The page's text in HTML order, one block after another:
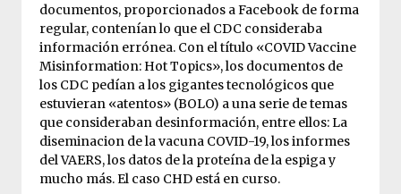
documentos, proporcionados a Facebook de forma
regular, contenían lo que el CDC consideraba
información errónea. Con el título «COVID Vaccine
Misinformation: Hot Topics», los documentos de
los CDC pedían a los gigantes tecnológicos que
estuvieran «atentos» (BOLO) a una serie de temas
que consideraban desinformación, entre ellos: La
diseminacion de la vacuna COVID-19, los informes
del VAERS, los datos de la proteína de la espiga y
mucho más. El caso CHD está en curso.